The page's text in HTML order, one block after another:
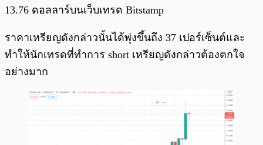
13.76 ดอลลาร์บนเว็บเทรด Bitstamp
ราคาเหรียญดังกล่าวนั้นได้พุ่งขึ้นถึง 37 เปอร์เซ็นต์และ
ทำให้นักเทรดที่ทำการ short เหรียญดังกล่าวต้องตกใจ
อย่างมาก